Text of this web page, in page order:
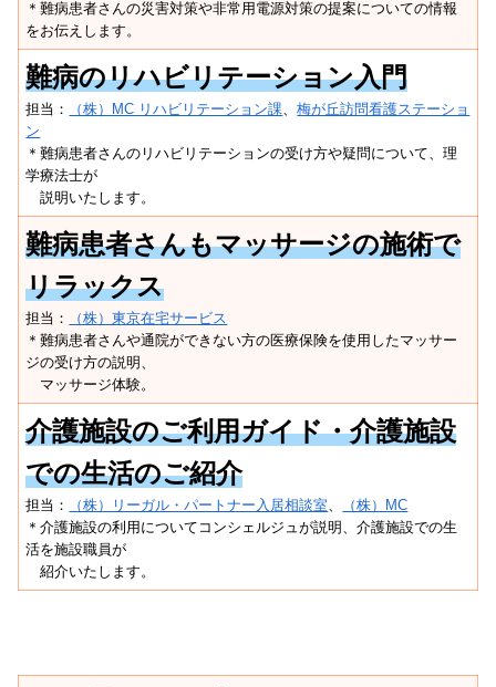
＊難病患者さんの災害対策や非常用電源対策の提案についての情報
をお伝えします。
難病のリハビリテーション入門
担当： （株）MC リハビリテーション課 、梅が丘訪問看護ステーショ
ン
＊難病患者さんのリハビリテーションの受け方や疑問について、理
学療法士が
説明いたします。
難病患者さんもマッサージの施術で
リラックス
担当：
（株）東京在宅サービス
＊難病患者さんや通院ができない方の医療保険を使用したマッサー
ジの受け方の説明、
マッサージ体験。
介護施設のご利用ガイド・介護施設
での生活のご紹介
担当： （株）リーガル・パートナー入居相談室
（株）MC
＊介護施設の利用についてコンシェルジュが説明、介護施設での生
活を施設職員が
紹介いたします。